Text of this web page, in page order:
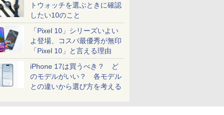
トウォッチを選ぶときに確認
したい10のこと
「Pixel 10」シリーズいよい
よ登場、コスパ最優秀が無印
「Pixel 10」と言える理由
iPhone 17は買うべき？ ど
のモデルがいい？ 各モデル
との違いから選び方を考える